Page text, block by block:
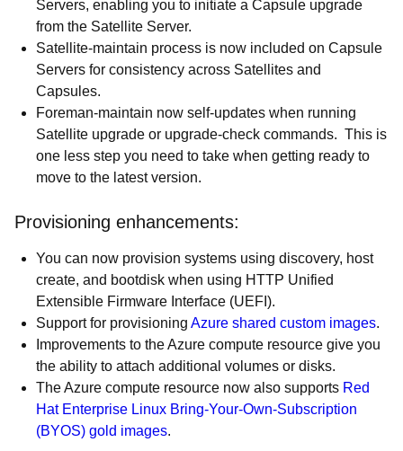
Servers, enabling you to initiate a Capsule upgrade
from the Satellite Server.
Satellite-maintain process is now included on Capsule
Servers for consistency across Satellites and
Capsules.
Foreman-maintain now self-updates when running
Satellite upgrade or upgrade-check commands. This is
one less step you need to take when getting ready to
move to the latest version.
Provisioning enhancements:
You can now provision systems using discovery, host
create, and bootdisk when using HTTP Unified
Extensible Firmware Interface (UEFI).
Support for provisioning Azure shared custom images.
Improvements to the Azure compute resource give you
the ability to attach additional volumes or disks.
The Azure compute resource now also supports Red
Hat Enterprise Linux Bring-Your-Own-Subscription
(BYOS) gold images.